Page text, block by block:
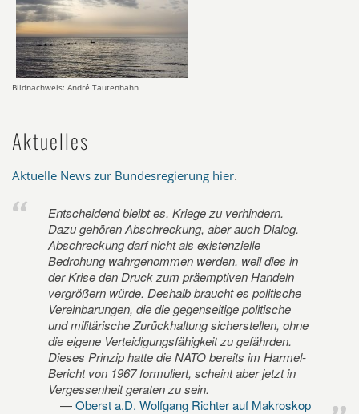
Bildnachweis: André Tautenhahn
Aktuelles
Aktuelle News zur Bundesregierung hier.
Entscheidend bleibt es, Kriege zu verhindern.
Dazu gehören Abschreckung, aber auch Dialog.
Abschreckung darf nicht als existenzielle
Bedrohung wahrgenommen werden, weil dies in
der Krise den Druck zum präemptiven Handeln
vergrößern würde. Deshalb braucht es politische
Vereinbarungen, die die gegenseitige politische
und militärische Zurückhaltung sicherstellen, ohne
die eigene Verteidigungsfähigkeit zu gefährden.
Dieses Prinzip hatte die NATO bereits im Harmel-
Bericht von 1967 formuliert, scheint aber jetzt in
Vergessenheit geraten zu sein.
Oberst a.D. Wolfgang Richter auf Makroskop